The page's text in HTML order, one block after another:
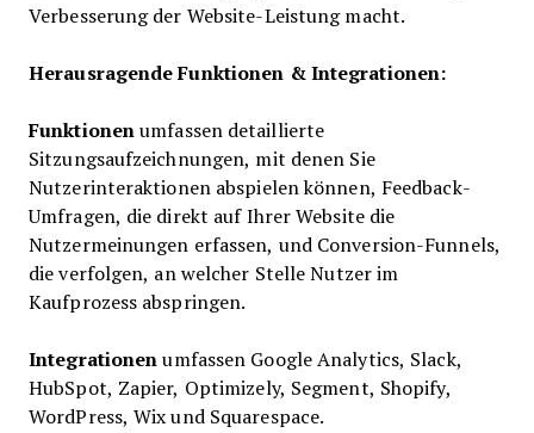
Verbesserung der Website-Leistung macht.
Herausragende Funktionen & Integrationen:
Funktionenumfassen detaillierte
Sitzungsaufzeichnungen, mit denen Sie
Nutzerinteraktionen abspielen können, Feedback-
Umfragen, die direkt auf Ihrer Website die
Nutzermeinungen erfassen, und Conversion-Funnels,
die verfolgen, an welcher Stelle Nutzer im
Kaufprozess abspringen.
Integrationenumfassen Google Analytics, Slack,
HubSpot, Zapier, Optimizely, Segment, Shopify,
WordPress, Wix und Squarespace.